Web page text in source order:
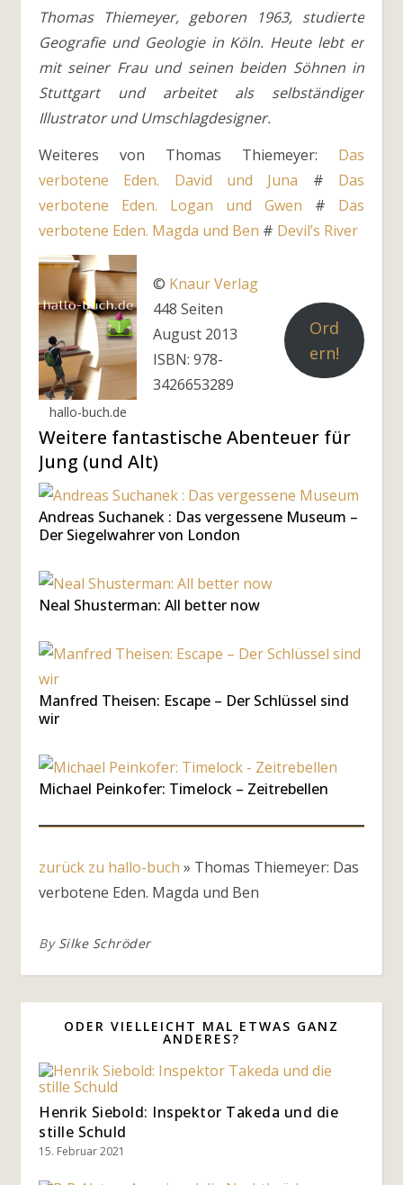
Thomas Thiemeyer, geboren 1963, studierte
Geografie und Geologie in Köln. Heute lebt er
mit seiner Frau und seinen beiden Söhnen in
Stuttgart und arbeitet als selbständiger
Illustrator und Umschlagdesigner.
Weiteres von Thomas Thiemeyer: Das
verbotene Eden. David und Juna # Das
verbotene Eden. Logan und Gwen # Das
verbotene Eden. Magda und Ben # Devil’s River
hallo-buch.de
© Knaur Verlag
448 Seiten
August 2013
ISBN: 978-
3426653289
Ord
ern!
Weitere fantastische Abenteuer für
Jung (und Alt)
Andreas Suchanek : Das vergessene Museum –
Der Siegelwahrer von London
Neal Shusterman: All better now
Manfred Theisen: Escape – Der Schlüssel sind
wir
Michael Peinkofer: Timelock – Zeitrebellen
zurück zu hallo-buch » Thomas Thiemeyer: Das
verbotene Eden. Magda und Ben
By Silke Schröder
ODER VIELLEICHT MAL ETWAS GANZ
ANDERES?
Henrik Siebold: Inspektor Takeda und die
stille Schuld
15. Februar 2021